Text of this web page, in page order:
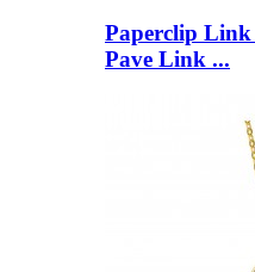
Paperclip
Pave Link ...